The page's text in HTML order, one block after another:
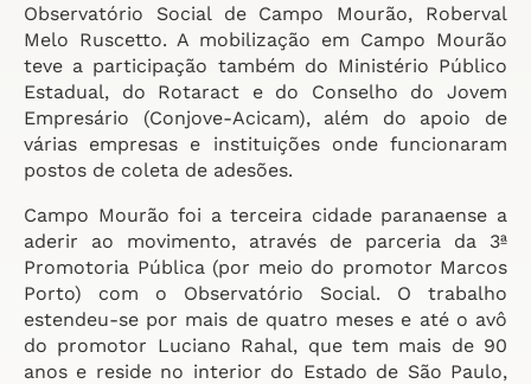
Observatório Social de Campo Mourão, Roberval
Melo Ruscetto. A mobilização em Campo Mourão
teve a participação também do Ministério Público
Estadual, do Rotaract e do Conselho do Jovem
Empresário (Conjove-Acicam), além do apoio de
várias empresas e instituições onde funcionaram
postos de coleta de adesões.
Campo Mourão foi a terceira cidade paranaense a
aderir ao movimento, através de parceria da 3ª
Promotoria Pública (por meio do promotor Marcos
Porto) com o Observatório Social. O trabalho
estendeu-se por mais de quatro meses e até o avô
do promotor Luciano Rahal, que tem mais de 90
anos e reside no interior do Estado de São Paulo,